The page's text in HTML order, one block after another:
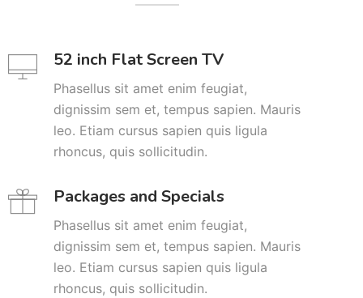
52 inch Flat Screen TV
Phasellus sit amet enim feugiat,
dignissim sem et, tempus sapien. Mauris
leo. Etiam cursus sapien quis ligula
rhoncus, quis sollicitudin.
Packages and Specials
Phasellus sit amet enim feugiat,
dignissim sem et, tempus sapien. Mauris
leo. Etiam cursus sapien quis ligula
rhoncus, quis sollicitudin.